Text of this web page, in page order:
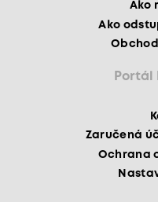
Ako
Ako
Portál
Zaručená
Ochrana